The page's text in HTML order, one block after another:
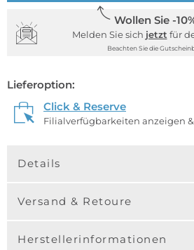
Wollen Sie -
Melden Sie sich jetzt für
Beachten Sie die
Lieferoption:
Click & Reserve
Filialverfügbarkeiten anzeigen
Details
Versand & Retoure
Herstellerinformationen